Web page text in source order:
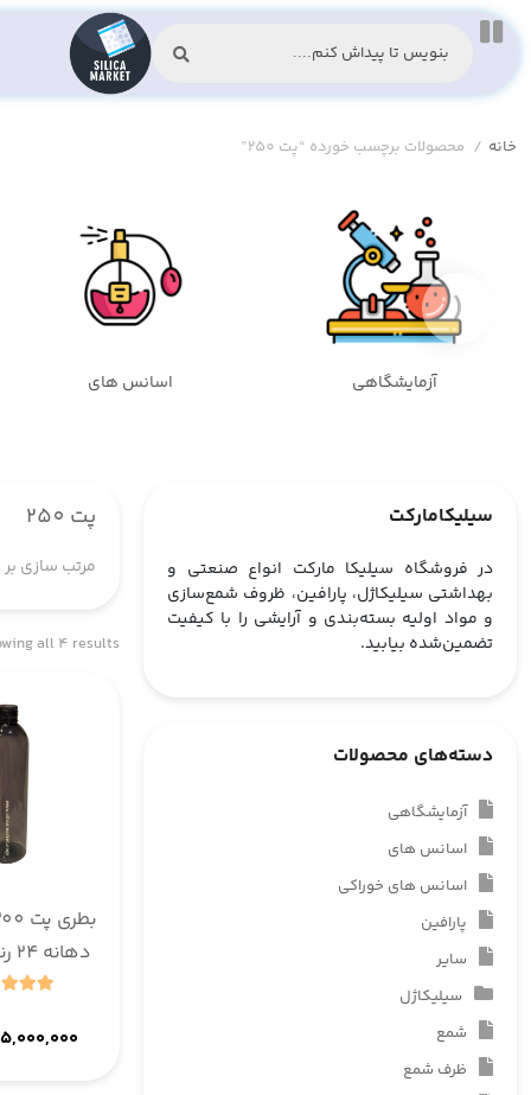
خانه / محصولات برچسب خورده “پت 250”
آزمایشگاهی اسانس های
‹
پت 250
مرتب سازی
all 4 results
1000 عددی
سیلیکامارکت
در فروشگاه سیلیکا مارکت انواع صنعتی و
بهداشتی سیلیکاژل، پارافین، ظروف شمع‌سازی
و مواد اولیه بسته‌بندی و آرایشی را با کیفیت
تضمین‌شده بیابید.
دسته‌های محصولات
آزمایشگاهی
اسانس های
اسانس های خوراکی
پارافین
سایر
سیلیکاژل
شمع
ظرف شمع